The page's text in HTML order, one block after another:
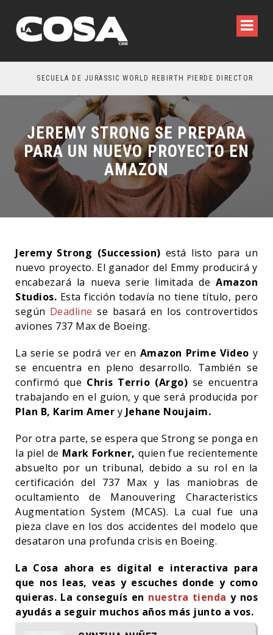
SECUELA DE JURASSIC WORLD REBIRTH PIERDE DIRECTOR
JEREMY STRONG SE PREPARA
PARA UN NUEVO PROYECTO EN
AMAZON
Jeremy Strong (Succession) está listo para un
nuevo proyecto. El ganador del Emmy producirá y
encabezará la nueva serie limitada de Amazon
Studios. Esta ficción todavía no tiene título, pero
según Deadline se basará en los controvertidos
aviones 737 Max de Boeing.
La serie se podrá ver en Amazon Prime Video y
se encuentra en pleno desarrollo. También se
confirmó que Chris Terrio (Argo) se encuentra
trabajando en el guion, y que será producida por
Plan B, Karim Amer y Jehane Noujaim.
Por otra parte, se espera que Strong se ponga en
la piel de Mark Forkner, quien fue recientemente
absuelto por un tribunal, debido a su rol en la
certificación del 737 Max y las maniobras de
ocultamiento de Manouvering Characteristics
Augmentation System (MCAS). La cual fue una
pieza clave en los dos accidentes del modelo que
desataron una profunda crisis en Boeing.
La Cosa ahora es digital e interactiva para
que nos leas, veas y escuches donde y como
quieras. La conseguís en nuestra tienda y nos
ayudás a seguir muchos años más junto a vos.